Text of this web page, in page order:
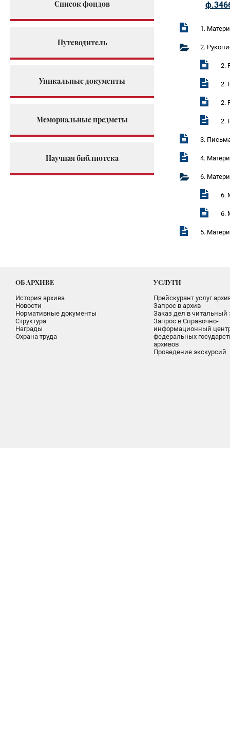
Список фондов
Путеводитель
Уникальные документы
Мемориальные предметы
Научная библиотека
1.
2.
2.
2.
2.
2.
3.
4.
6.
6.
6.
5.
ОБ АРХИВЕ
История архива
Новости
Нормативные документы
Структура
Награды
Охрана труда
УСЛУГИ
Прейскурант услуг
Запрос в архив
Заказ дел в читальный
Запрос в Справочно-
информационный
федеральных
архивов
Проведение экскурсий